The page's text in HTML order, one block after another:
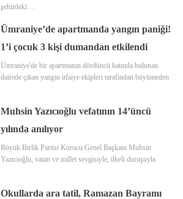
şehirdeki…
Ümraniye’de apartmanda yangın paniği!
1’i çocuk 3 kişi dumandan etkilendi
Ümraniye'de bir apartmanın dördüncü katında bulunan
dairede çıkan yangın itfaiye ekipleri tarafından büyümeden
Muhsin Yazıcıoğlu vefatının 14’üncü
yılında anılıyor
Büyük Birlik Partisi Kurucu Genel Başkanı Muhsin
Yazıcıoğlu, vatan ve millet sevgisiyle, ilkeli duruşuyla
Okullarda ara tatil, Ramazan Bayramı